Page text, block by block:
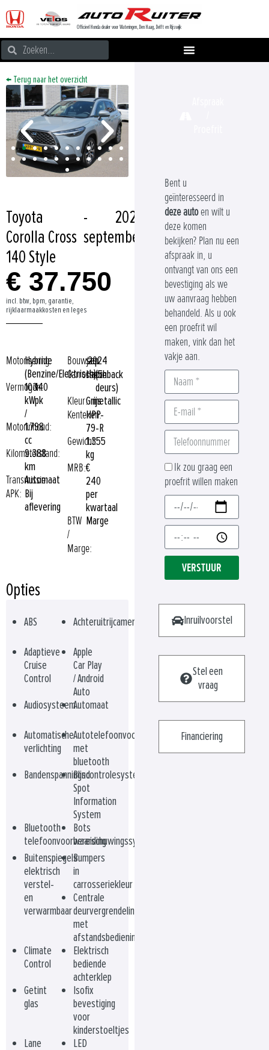
Officieel Honda dealer voor Wateringen, Den Haag, Delft en Rijswijk
← Terug naar het overzicht
Toyota
Corolla Cross
140 Style
-
september
2024
€ 37.750
incl. btw, bpm, garantie,
rijklaarmaakkosten en leges
Motorisering:
Hybride
(Benzine/Elektrisch)
Vermogen:
103
kW
/
140
pk
Motorinhoud:
1.798
cc
Kilometerstand:
9.388
km
Transmissie:
Automaat
APK: Bij
aflevering
Bouwjaar:
sep
2024
Carrosserie:
Hatchback
(5-
deurs)
Kleur:Grijsmetallic
Kenteken:
HPP-
79-R
Gewicht:1.355
kg
MRB:€
240
per
kwartaal
BTW
/
Marge:
Marge
Opties
ABS Achteruitrijcamera
Adaptieve
Cruise
Control
Apple
Car Play
/ Android
Auto
AudiosysteemAutomaat
Automatische
verlichting
Autotelefoonvoorbereiding
met
bluetooth
Bandenspanningscontrolesysteem
Blind
Spot
Information
System
Bluetooth
telefoonvoorbereiding
Bots
waarschuwingssysteem
Buitenspiegels
elektrisch
verstel-
en
verwarmbaar
Bumpers
in
carrosseriekleur
Centrale
deurvergrendeling
met
afstandsbediening
Climate
Control
Elektrisch
bediende
achterklep
Getint
glas
Isofix
bevestiging
voor
kinderstoeltjes
Lane
LED
Inruilvoorstel
Stel een
vraag
Financiering
Bent u
geïnteresseerd in
deze autoen wilt u
deze komen
bekijken? Plan nu een
afspraak in, u
ontvangt van ons een
bevestiging als we
uw aanvraag hebben
behandeld. Als u ook
een proefrit wil
maken, vink dan het
vakje aan.
Ik zou graag een
proefrit willen maken
VERSTUUR